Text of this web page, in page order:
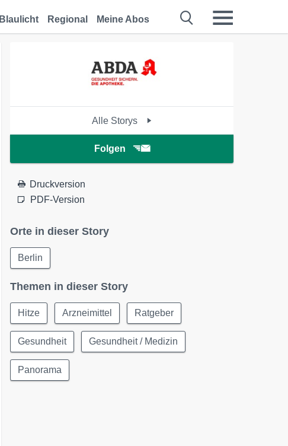
Blaulicht Regional Meine Abos
Alle Storys
Folgen
Druckversion
PDF-Version
Orte in dieser Story
Berlin
Themen in dieser Story
Hitze Arzneimittel Ratgeber
Gesundheit Gesundheit / Medizin
Panorama